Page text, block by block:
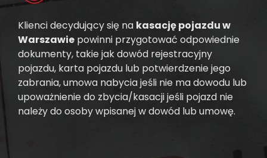
Klienci decydujący się na kasację pojazdu w
Warszawie powinni przygotować odpowiednie
dokumenty, takie jak dowód rejestracyjny
pojazdu, karta pojazdu lub potwierdzenie jego
zabrania, umowa nabycia jeśli nie ma dowodu lub
upoważnienie do zbycia/kasacji jeśli pojazd nie
należy do osoby wpisanej w dowód lub umowę.